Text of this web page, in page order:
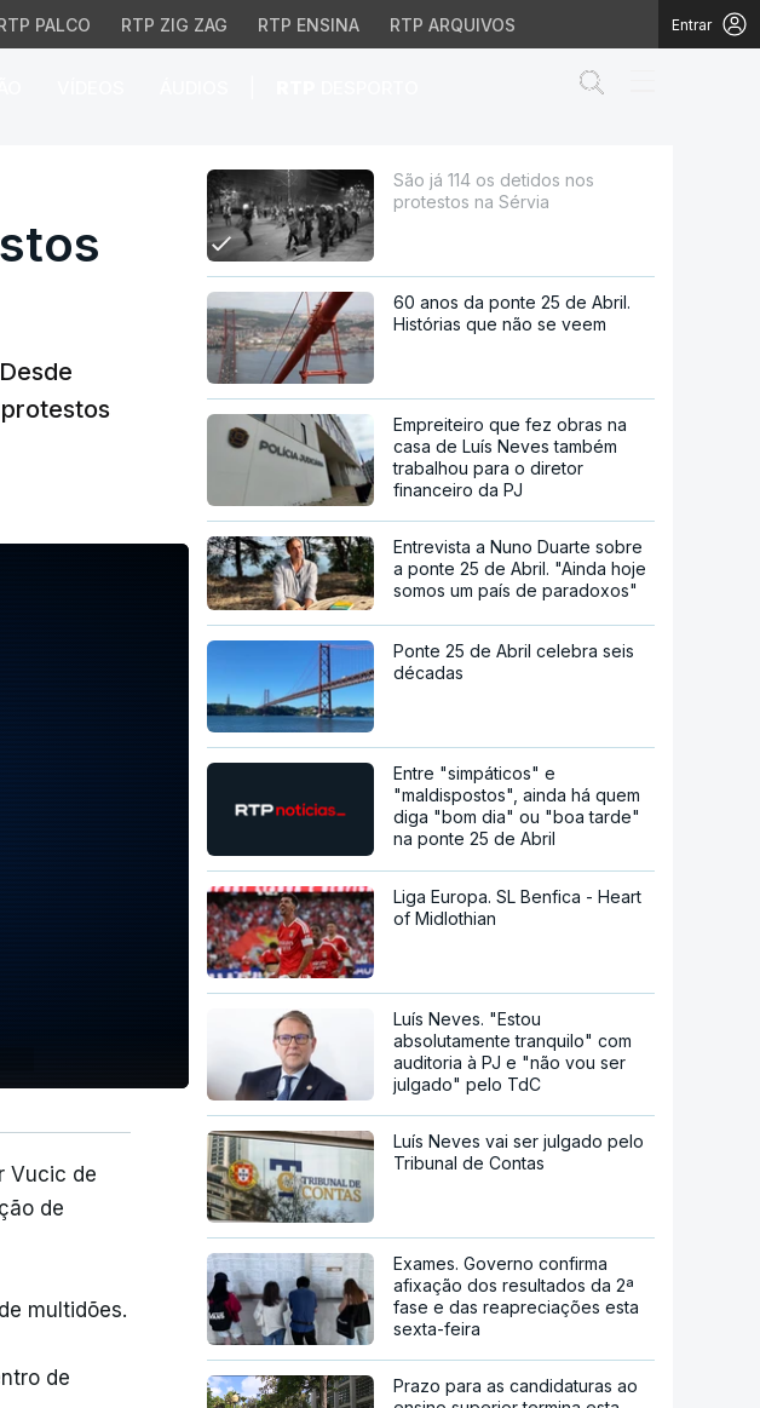
PALCO RTP ZIG ZAG RTP ENSINA RTP ARQUIVOS Entrar
na Sérvia
Vucic de
de
multidões.
de
São já 114 os detidos nos
protestos na Sérvia
60 anos da ponte 25 de Abril.
Histórias que não se veem
Empreiteiro que fez obras na
casa de Luís Neves também
trabalhou para o diretor
financeiro da PJ
Entrevista a Nuno Duarte sobre
a ponte 25 de Abril. "Ainda hoje
somos um país de paradoxos"
Ponte 25 de Abril celebra seis
décadas
Entre "simpáticos" e
"maldispostos", ainda há quem
diga "bom dia" ou "boa tarde"
na ponte 25 de Abril
Liga Europa. SL Benfica - Heart
of Midlothian
Luís Neves. "Estou
absolutamente tranquilo" com
auditoria à PJ e "não vou ser
julgado" pelo TdC
Luís Neves vai ser julgado pelo
Tribunal de Contas
Exames. Governo confirma
afixação dos resultados da 2ª
fase e das reapreciações esta
sexta-feira
Prazo para as candidaturas ao